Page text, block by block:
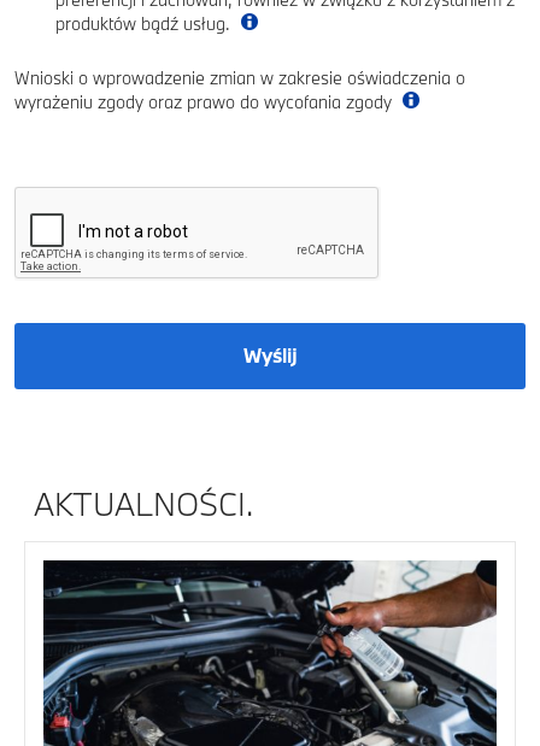
produktów bądź usług.
Wnioski o wprowadzenie zmian w zakresie oświadczenia o
wyrażeniu zgody oraz prawo do wycofania zgody
Wyślij
AKTUALNOŚCI.